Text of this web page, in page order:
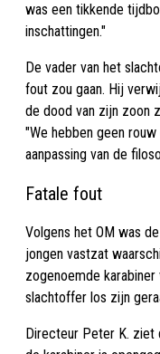
was een tikkende
inschattingen."
De vader van het
fout zou gaan. Hij
de dood van zijn zoon
"We hebben geen
aanpassing van de
Fatale fout
Volgens het OM was
jongen vastzat
zogenoemde
slachtoffer los zijn
Directeur Peter K. ziet